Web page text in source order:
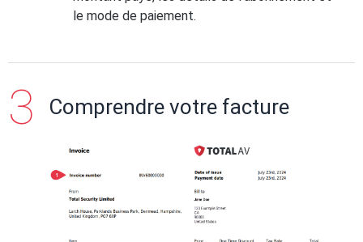
le mode de paiement.
Comprendre votre facture